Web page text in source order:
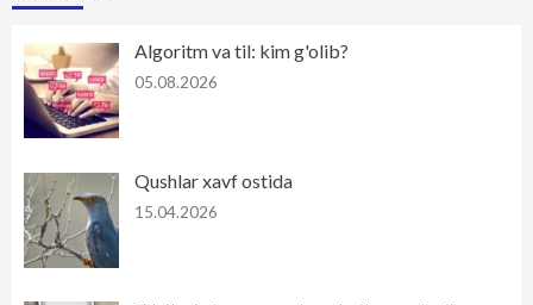
Algoritm va til: kim g'olib?
05.08.2026
Qushlar xavf ostida
15.04.2026